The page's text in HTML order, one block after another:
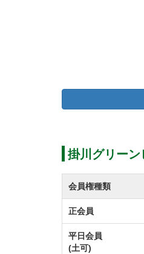
掛川グリー
会員権種類
正会員
平日会員
(土可)